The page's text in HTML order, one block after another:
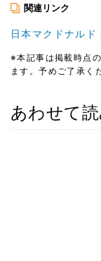
関連リンク
日本マクドナルド
※本記事は掲載時点
ます。予めご了承く
あわせて